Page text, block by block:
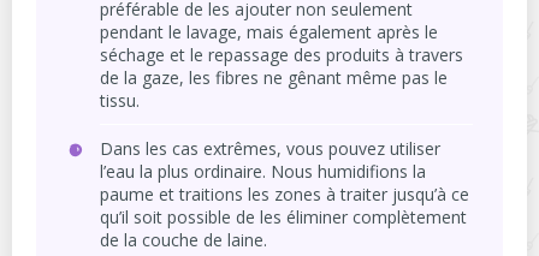
préférable de les ajouter non seulement
pendant le lavage, mais également après le
séchage et le repassage des produits à travers
de la gaze, les fibres ne gênant même pas le
tissu.
Dans les cas extrêmes, vous pouvez utiliser
l’eau la plus ordinaire. Nous humidifions la
paume et traitions les zones à traiter jusqu’à ce
qu’il soit possible de les éliminer complètement
de la couche de laine.